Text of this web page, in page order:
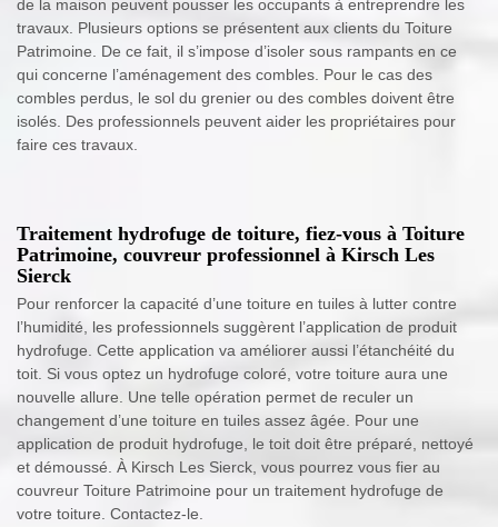
de la maison peuvent pousser les occupants à entreprendre les
travaux. Plusieurs options se présentent aux clients du Toiture
Patrimoine. De ce fait, il s’impose d’isoler sous rampants en ce
qui concerne l’aménagement des combles. Pour le cas des
combles perdus, le sol du grenier ou des combles doivent être
isolés. Des professionnels peuvent aider les propriétaires pour
faire ces travaux.
Traitement hydrofuge de toiture, fiez-vous à Toiture
Patrimoine, couvreur professionnel à Kirsch Les
Sierck
Pour renforcer la capacité d’une toiture en tuiles à lutter contre
l’humidité, les professionnels suggèrent l’application de produit
hydrofuge. Cette application va améliorer aussi l’étanchéité du
toit. Si vous optez un hydrofuge coloré, votre toiture aura une
nouvelle allure. Une telle opération permet de reculer un
changement d’une toiture en tuiles assez âgée. Pour une
application de produit hydrofuge, le toit doit être préparé, nettoyé
et démoussé. À Kirsch Les Sierck, vous pourrez vous fier au
couvreur Toiture Patrimoine pour un traitement hydrofuge de
votre toiture. Contactez-le.